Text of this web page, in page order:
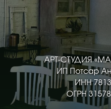
АРТ-СТУДИЯ
ИП Потсар
ИНН
ОГРН